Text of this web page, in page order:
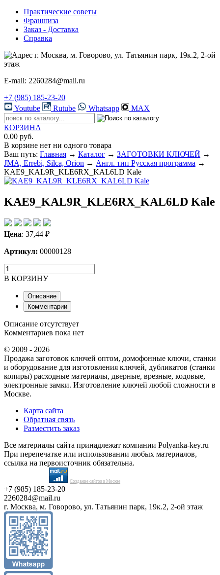
Практические советы
Франшиза
Заказ - Доставка
Справка
г. Москва, м. Говорово, ул. Татьянин парк, 19к.2, 2-ой
этаж
E-mail: 2260284@mail.ru
+7 (985) 185-23-20
Youtube
Rutube Whatsapp MAX
КОРЗИНА
0.00 руб.
В корзине нет ни одного товара
Ваш путь: Главная → Каталог → ЗАГОТОВКИ КЛЮЧЕЙ →
JMA, Errebi, Silca, Orion → Англ. тип Русская программа →
KAE9_KAL9R_KLE6RX_KAL6LD Kale
KAE9_KAL9R_KLE6RX_KAL6LD Kale
Цена: 37,44 ₽
Артикул: 00000128
В КОРЗИНУ
Описание
Комментарии
Описание отсутствует
Комментариев пока нет
© 2009 - 2026
Продажа заготовок ключей оптом, домофонные ключи, станки
и оборудование для изготовления ключей, дубликатов (станки
копиры) расходные материалы, дверные, врезные, кодовые,
электронные замки. Изготовление ключей любой сложности в
Москве.
Карта сайта
Обратная связь
Разместить заказ
Все материалы сайта принадлежат компании Polyanka-key.ru
При перепечатке или использовании любых материалов,
ссылка на первоисточник обязательна.
Создание сайтов в Москве
+7 (985) 185-23-20
2260284@mail.ru
г. Москва, м. Говорово, ул. Татьянин парк, 19к.2, 2-ой этаж